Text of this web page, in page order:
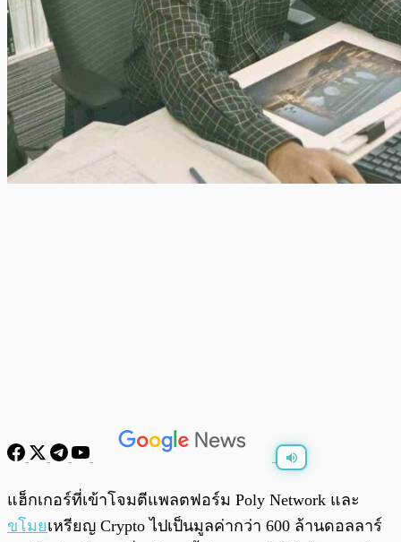
พร้อมเล่น
แฮ็กเกอร์ที่เข้าโจมตีแพลตฟอร์ม Poly Network และ
ขโมยเหรียญ Crypto ไปเป็นมูลค่ากว่า 600 ล้านดอลลาร์